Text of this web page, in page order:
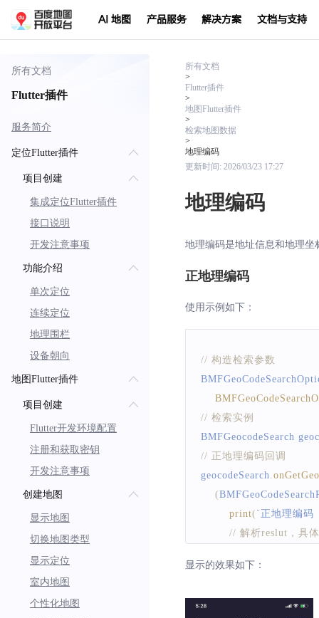
AI 地图 产品服务 解决方案 文档与支持
所有文档
Flutter插件
服务简介
定位Flutter插件
项目创建
集成定位Flutter插件
接口说明
开发注意事项
功能介绍
单次定位
连续定位
地理围栏
设备朝向
地图Flutter插件
项目创建
Flutter开发环境配置
注册和获取密钥
开发注意事项
创建地图
显示地图
切换地图类型
显示定位
室内地图
个性化地图
所有文档
>
Flutter插件
>
地图Flutter插件
>
检索地图数据
>
地理编码
更新时间: 2026/03/23 17:27
地理编码
地理编码是地址信息和地理
正地理编码
使用示例如下：
// 构造检索参数
// 检索实例
BMFGeocodeSearch
// 正地理编码回调
geocodeSearch
(
print( ` 正地理编
// 解析reslut，具
// 发起检索
显示的效果如下：